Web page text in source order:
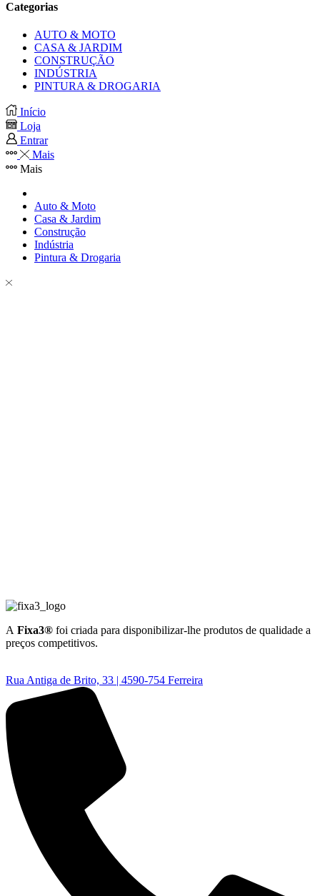
Categorias
AUTO & MOTO
CASA & JARDIM
CONSTRUÇÃO
INDÚSTRIA
PINTURA & DROGARIA
Início
Loja
Entrar
Mais
Mais
Auto & Moto
Casa & Jardim
Construção
Indústria
Pintura & Drogaria
A Fixa3® foi criada para disponibilizar-lhe produtos de qualidade a
preços competitivos.
Rua Antiga de Brito, 33 | 4590-754 Ferreira